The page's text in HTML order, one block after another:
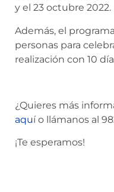
y el 23 octubre 2022.
Además, el
personas para
realización con 10
¿Quieres más
aquí o llámanos al
¡Te esperamos!